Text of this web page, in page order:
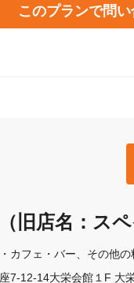
このプランで問
旧店名：ス
カフェ・バー その他の
7-12-14大栄会館１F 大